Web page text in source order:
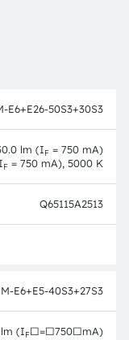
E6+E26-50S3+30S3
lm (IF = 750 mA)
F = 750 mA), 5000 K
Q65115A2513
E6+E5-40S3+27S3
lm (IF□=□750□mA)